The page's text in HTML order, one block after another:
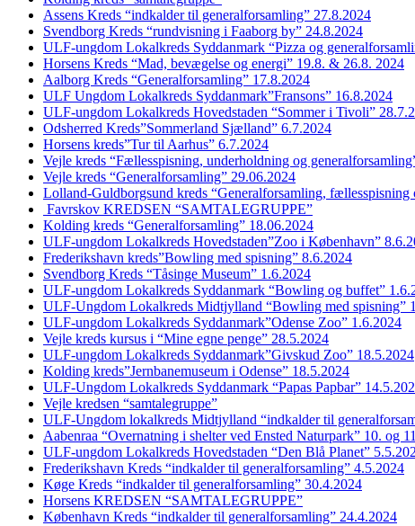
Assens Kreds “indkalder til generalforsamling” 27.8.2024
Svendborg Kreds “rundvisning i Faaborg by” 24.8.2024
ULF-ungdom Lokalkreds Syddanmark “Pizza og
Horsens Kreds “Mad, bevægelse og energi” 19.8. & 26.8. 2024
Aalborg Kreds “Generalforsamling” 17.8.2024
ULF Ungdom Lokalkreds Syddanmark”Fransons” 16.8.2024
ULF-ungdom Lokalkreds Hovedstaden “Sommer i Tivoli”
Odsherred Kreds”Sommerland Sjælland” 6.7.2024
Horsens kreds”Tur til Aarhus” 6.7.2024
Vejle kreds “Fællesspisning, underholdning og
Vejle kreds “Generalforsamling” 29.06.2024
Lolland-Guldborgsund kreds “Generalforsamling, fællesspisning
Favrskov KREDSEN “SAMTALEGRUPPE”
Kolding kreds “Generalforsamling” 18.06.2024
ULF-ungdom Lokalkreds Hovedstaden”Zoo i København”
Frederikshavn kreds”Bowling med spisning” 8.6.2024
Svendborg Kreds “Tåsinge Museum” 1.6.2024
ULF-ungdom Lokalkreds Syddanmark “Bowling og buffet”
ULF-Ungdom Lokalkreds Midtjylland “Bowling med spisning”
ULF-ungdom Lokalkreds Syddanmark”Odense Zoo” 1.6.2024
Vejle kreds kursus i “Mine egne penge” 28.5.2024
ULF-ungdom Lokalkreds Syddanmark”Givskud Zoo” 18.5.2024
Kolding kreds”Jernbanemuseum i Odense” 18.5.2024
ULF-Ungdom Lokalkreds Syddanmark “Papas Papbar”
Vejle kredsen “samtalegruppe”
ULF-Ungdom lokalkreds Midtjylland “indkalder til
Aabenraa “Overnatning i shelter ved Ensted Naturpark” 10. og
ULF-ungdom Lokalkreds Hovedstaden “Den Blå Planet”
Frederikshavn Kreds “indkalder til generalforsamling” 4.5.2024
Køge Kreds “indkalder til generalforsamling” 30.4.2024
Horsens KREDSEN “SAMTALEGRUPPE”
København Kreds “indkalder til generalforsamling” 24.4.2024